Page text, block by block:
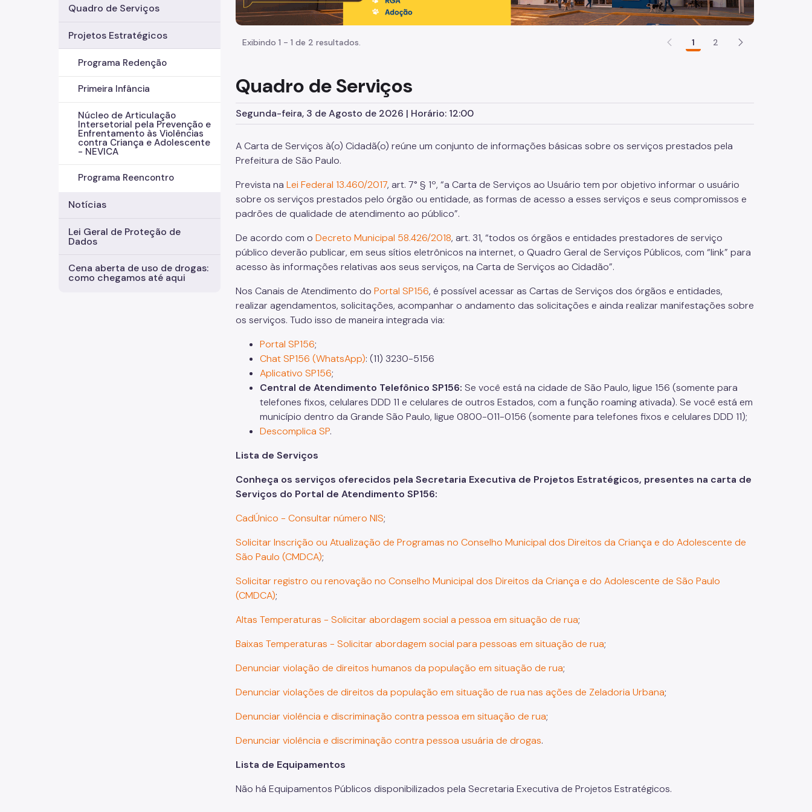
Quadro de Serviços
Projetos Estratégicos
Programa Redenção
Primeira Infância
Núcleo de Articulação
Intersetorial pela Prevenção e
Enfrentamento às Violências
contra Criança e Adolescente
- NEVICA
Programa Reencontro
Notícias
Lei Geral de Proteção de
Dados
Cena aberta de uso de drogas:
como chegamos até aqui
Exibindo 1 - 1 de 2 resultados. 1 2
Quadro de Serviços
Segunda-feira, 3 de Agosto de 2026 | Horário: 12:00
A Carta de Serviços à(o) Cidadã(o) reúne um conjunto de informações básicas sobre os serviços prestados pela
Prefeitura de São Paulo.
Prevista na Lei Federal 13.460/2017, art. 7° § 1º, “a Carta de Serviços ao Usuário tem por objetivo informar o usuário
sobre os serviços prestados pelo órgão ou entidade, as formas de acesso a esses serviços e seus compromissos e
padrões de qualidade de atendimento ao público”.
De acordo com o Decreto Municipal 58.426/2018, art. 31, “todos os órgãos e entidades prestadores de serviço
público deverão publicar, em seus sítios eletrônicos na internet, o Quadro Geral de Serviços Públicos, com “link” para
acesso às informações relativas aos seus serviços, na Carta de Serviços ao Cidadão”.
Nos Canais de Atendimento do Portal SP156, é possível acessar as Cartas de Serviços dos órgãos e entidades,
realizar agendamentos, solicitações, acompanhar o andamento das solicitações e ainda realizar manifestações sobre
os serviços. Tudo isso de maneira integrada via:
Portal SP156;
Chat SP156 (WhatsApp): (11) 3230-5156
Aplicativo SP156;
Central de Atendimento Telefônico SP156: Se você está na cidade de São Paulo, ligue 156 (somente para
telefones fixos, celulares DDD 11 e celulares de outros Estados, com a função roaming ativada). Se você está em
município dentro da Grande São Paulo, ligue 0800-011-0156 (somente para telefones fixos e celulares DDD 11);
Descomplica SP.
Lista de Serviços
Conheça os serviços oferecidos pela Secretaria Executiva de Projetos Estratégicos, presentes na carta de
Serviços do Portal de Atendimento SP156:
CadÚnico - Consultar número NIS;
Solicitar Inscrição ou Atualização de Programas no Conselho Municipal dos Direitos da Criança e do Adolescente de
São Paulo (CMDCA);
Solicitar registro ou renovação no Conselho Municipal dos Direitos da Criança e do Adolescente de São Paulo
(CMDCA);
Altas Temperaturas - Solicitar abordagem social a pessoa em situação de rua;
Baixas Temperaturas - Solicitar abordagem social para pessoas em situação de rua;
Denunciar violação de direitos humanos da população em situação de rua;
Denunciar violações de direitos da população em situação de rua nas ações de Zeladoria Urbana;
Denunciar violência e discriminação contra pessoa em situação de rua;
Denunciar violência e discriminação contra pessoa usuária de drogas.
Lista de Equipamentos
Não há Equipamentos Públicos disponibilizados pela Secretaria Executiva de Projetos Estratégicos.